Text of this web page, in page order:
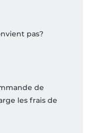
pas?
de
les frais de